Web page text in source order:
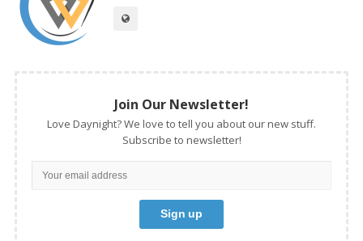
Join Our Newsletter!
Love Daynight? We love to tell you about our new stuff.
Subscribe to newsletter!